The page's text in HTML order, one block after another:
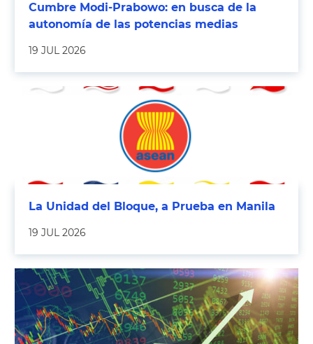
Cumbre Modi-Prabowo: en busca de la
autonomía de las potencias medias
19 JUL 2026
La Unidad del Bloque, a Prueba en Manila
19 JUL 2026